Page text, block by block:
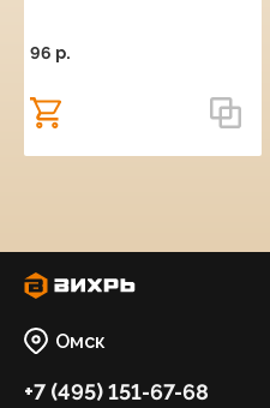
96 p.
Омск
+7 (495) 151-67-68